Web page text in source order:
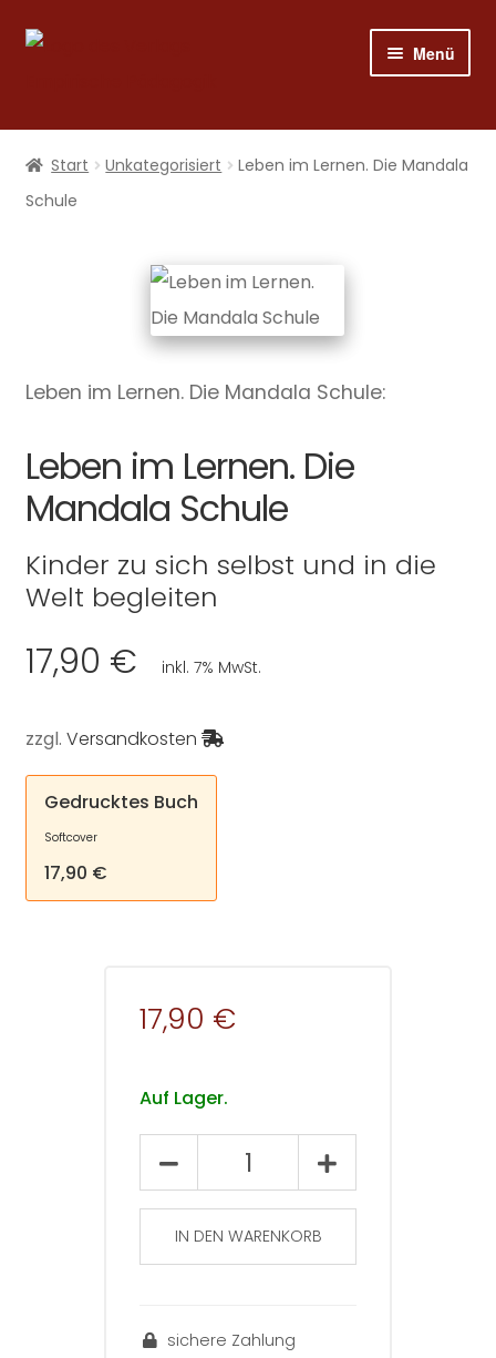
Zur
Zum
Menü
Shop
Programm
Mein Konto
Start Unkategorisiert
Leben im Lernen. Die Mandala
Schule
Leben im Lernen. Die Mandala Schule:
Leben im Lernen. Die
Mandala Schule
Kinder zu sich selbst und in die
Welt begleiten
17,90 € inkl. 7% MwSt.
zzgl. Versandkosten
Gedrucktes Buch
Softcover
17,90 €
17,90 €
Auf Lager.
Leben
Lernen.
Die
Mandala
IN DEN WARENKORB
sichere Zahlung